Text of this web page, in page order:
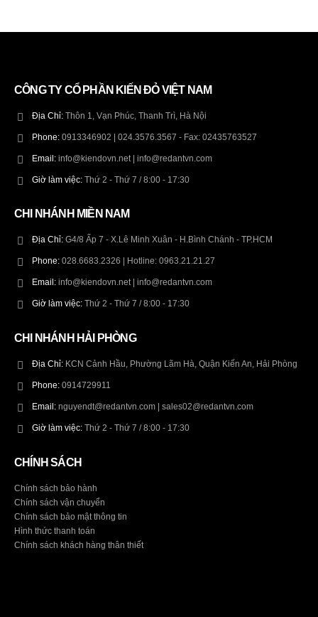
CÔNG TY CỔ PHẦN KIẾN ĐỎ VIỆT NAM
Địa Chỉ: Thôn 1, Vạn Phúc, Thanh Trì, Hà Nội
Phone: 0913346902 | 024.3576.3567 - Fax: 02435763527
Email: info@kiendovn.net | info@redantvn.com
Giờ làm việc: Thứ 2 - Thứ 7 / 8:00 - 17:30
CHI NHÁNH MIỀN NAM
Địa Chỉ: G4/8 Ấp 7 - X.Lê Minh Xuân - H.Bình Chánh - TP.HCM
Phone: 028.6683.2326 | Hotline: 0963.21.21.27
Email: info@kiendovn.net | info@redantvn.com
Giờ làm việc: Thứ 2 - Thứ 7 / 8:00 - 17:30
CHI NHÁNH HẢI PHÒNG
Địa Chỉ: KCN Cảnh Hầu, Phường Lãm Hà, Quận Kiến An, Hải Phòng
Phone: 0914729911
Email: nguyendt@redantvn.com | sales02@redantvn.com
Giờ làm việc: Thứ 2 - Thứ 7 / 8:00 - 17:30
CHÍNH SÁCH
Chính sách bảo hành
Chính sách vận chuyển
Chính sách bảo mật thông tin
Hình thức thanh toán
Chính sách khách hàng thân thiết